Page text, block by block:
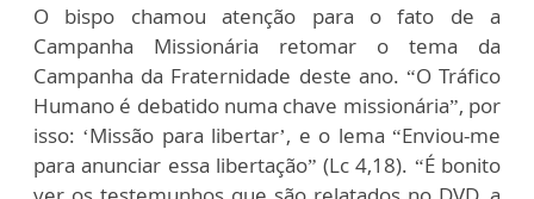
O bispo chamou atenção para o fato de a
Campanha Missionária retomar o tema da
Campanha da Fraternidade deste ano. “O Tráfico
Humano é debatido numa chave missionária”, por
isso: ‘Missão para libertar’, e o lema “Enviou-me
para anunciar essa libertação” (Lc 4,18). “É bonito